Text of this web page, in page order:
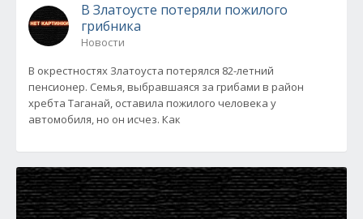
В Златоусте потеряли пожилого
грибника
Новости
В окрестностях Златоуста потерялся 82-летний
пенсионер. Семья, выбравшаяся за грибами в район
хребта Таганай, оставила пожилого человека у
автомобиля, но он исчез. Как